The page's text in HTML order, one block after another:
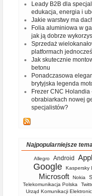
Leady B2B dla
edukacja, energia i
Jakie warstwy ma
Folia aluminiowa w
jak ją dobrze
Sprzedaż
platformach
Jak skutecznie
betonu
Ponadczasowa
brytyjska legenda
Frezer CNC
obrabiarkach nowej
specjalistów?
Najpopularniejsze
Allegro Android
Google Kaspersky
Microsoft Nokia
Telekomunikacja Polska
Urząd Komunikacji